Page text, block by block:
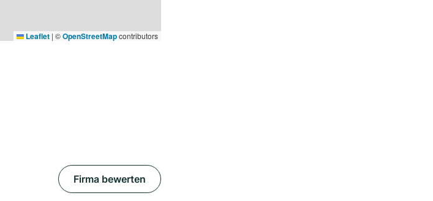
Leaflet | ©OpenStreetMapcontributors
Firma bewerten